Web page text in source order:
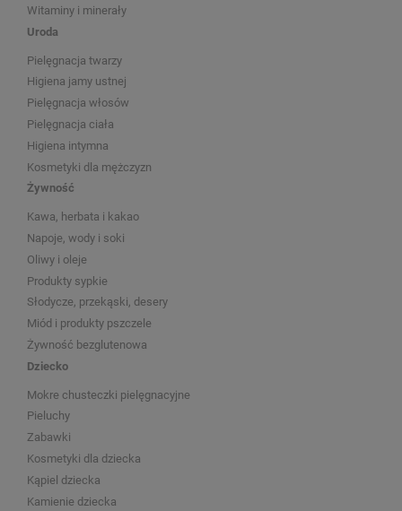
Witaminy i minerały
Uroda
Pielęgnacja twarzy
Higiena jamy ustnej
Pielęgnacja włosów
Pielęgnacja ciała
Higiena intymna
Kosmetyki dla mężczyzn
Żywność
Kawa, herbata i kakao
Napoje, wody i soki
Oliwy i oleje
Produkty sypkie
Słodycze, przekąski, desery
Miód i produkty pszczele
Żywność bezglutenowa
Dziecko
Mokre chusteczki pielęgnacyjne
Pieluchy
Zabawki
Kosmetyki dla dziecka
Kąpiel dziecka
Kamienie dziecka